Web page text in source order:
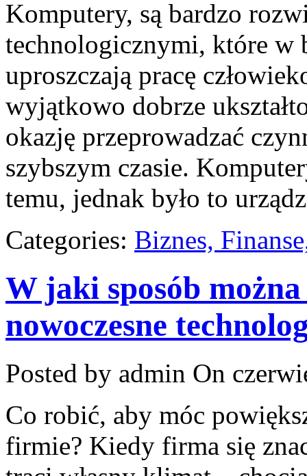
Komputery, są bardzo
technologicznymi, które w
uproszczają pracę
wyjątkowo dobrze
okazję przeprowadzać
szybszym czasie.
temu, jednak było to
Categories: Biznes,
W jaki sposób
nowoczesne
Posted by admin On
Co robić, aby móc
firmie? Kiedy firma się